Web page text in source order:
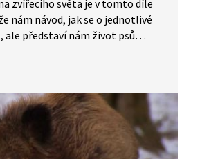
zvířecího světa je v tomto díle
nám návod, jak se o jednotlivé
ale představí nám život psů